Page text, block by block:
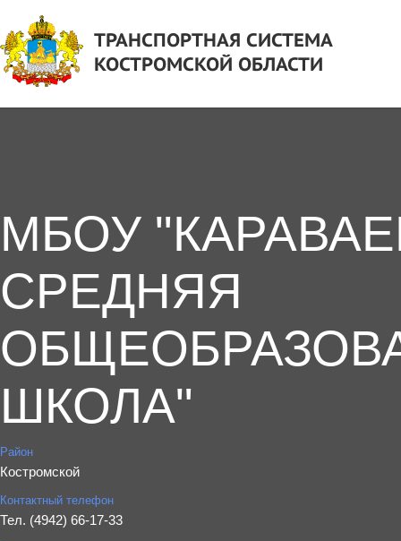
ТРАНСПОРТНАЯ СИСТЕМА
КОСТРОМСКОЙ ОБЛАСТИ
МБОУ
СРЕДНЯЯ
ШКОЛА"
Район
Костромской
Контактный телефон
Тел. (4942) 66-17-33